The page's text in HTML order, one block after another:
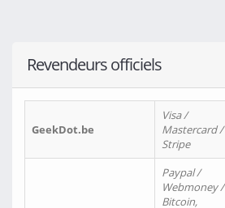
Revendeurs officiels
GeekDot.be
Visa /
Mastercard /
Stripe
Paypal /
Webmoney /
Bitcoin,